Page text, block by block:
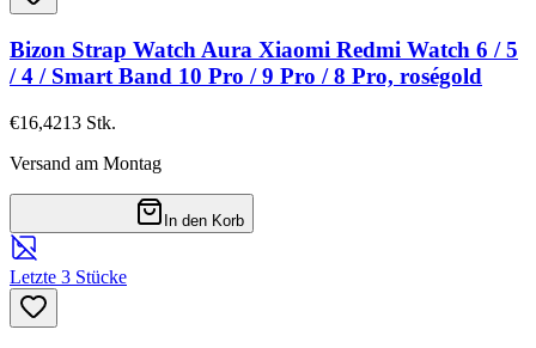
Bizon Strap Watch Aura Xiaomi Redmi Watch 6 / 5
/ 4 / Smart Band 10 Pro / 9 Pro / 8 Pro, roségold
€16,4213 Stk.
Versand am Montag
In den Korb
Letzte 3 Stücke